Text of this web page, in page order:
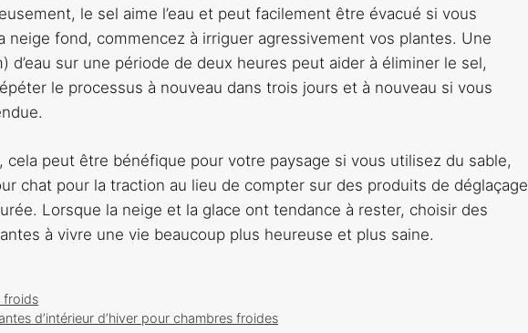
le sel aime l’eau et peut facilement être évacué si vous
neige fond, commencez à irriguer agressivement vos plantes. Une
d’eau sur une période de deux heures peut aider à éliminer le sel,
le processus à nouveau dans trois jours et à nouveau si vous
peut être bénéfique pour votre paysage si vous utilisez du sable,
chat pour la traction au lieu de compter sur des produits de déglaçage
Lorsque la neige et la glace ont tendance à rester, choisir des
à vivre une vie beaucoup plus heureuse et plus saine.
froids
d’intérieur d’hiver pour chambres froides